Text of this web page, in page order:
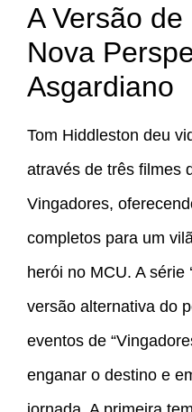
A Versão
Nova
Asgardiano
Tom Hiddleston deu
através de três filmes
Vingadores,
completos para um
herói no MCU. A série
versão alternativa do
eventos de
enganar o destino e